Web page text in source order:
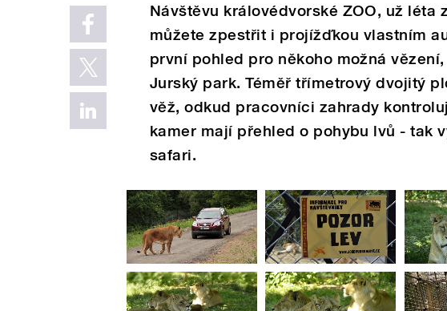
Návštěvu královédvorské ZOO, už léta
můžete zpestřit i projížďkou vlastním
první pohled pro někoho možná
Jurský park. Téměř třímetrový dvojitý
věž, odkud pracovníci zahrady
kamer mají přehled o pohybu lvů - tak
safari.